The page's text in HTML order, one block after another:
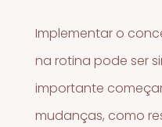
Implementar o
na rotina pode ser
importante
mudanças, como